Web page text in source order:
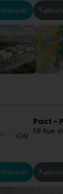
Websäit
OAI
Pact -
58 Rue
Websäit